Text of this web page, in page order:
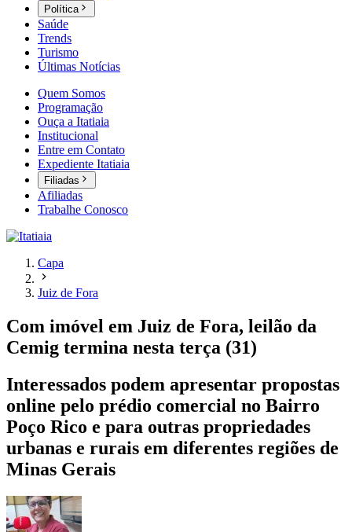
Política
Saúde
Trends
Turismo
Últimas Notícias
Quem Somos
Programação
Ouça a Itatiaia
Institucional
Entre em Contato
Expediente Itatiaia
Filiadas
Afiliadas
Trabalhe Conosco
Capa
Juiz de Fora
Com imóvel em Juiz de Fora, leilão da
Cemig termina nesta terça (31)
Interessados podem apresentar propostas
online pelo prédio comercial no Bairro
Poço Rico e para outras propriedades
urbanas e rurais em diferentes regiões de
Minas Gerais